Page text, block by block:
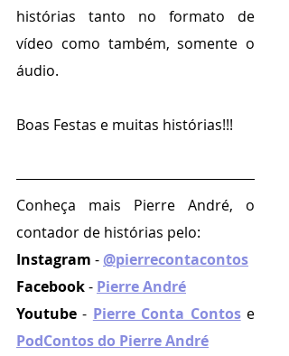
histórias tanto no formato de
vídeo como também, somente o
áudio.
Boas Festas e muitas histórias!!!
Conheça mais Pierre André, o
contador de histórias pelo:
Instagram - @pierrecontacontos
Facebook - Pierre André
Youtube - Pierre Conta Contos
PodContos do Pierre André